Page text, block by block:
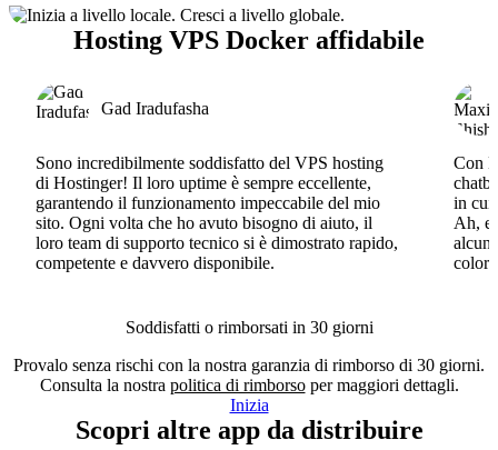
Hosting VPS Docker affidabile
Gad Iradufasha
Sono incredibilmente soddisfatto del VPS hosting
di Hostinger! Il loro uptime è sempre eccellente,
garantendo il funzionamento impeccabile del mio
sito. Ogni volta che ho avuto bisogno di aiuto, il
loro team di supporto tecnico si è dimostrato rapido,
competente e davvero disponibile.
Con
in cui
Ah, e
alcun
Soddisfatti o rimborsati in 30 giorni
Provalo senza rischi con la nostra garanzia di rimborso di 30 giorni.
Consulta la nostra politica di rimborsoper maggiori dettagli.
Inizia
Scopri altre app da distribuire